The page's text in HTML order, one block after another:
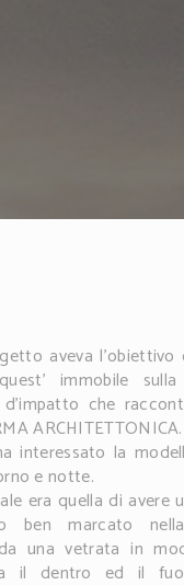
aveva l'obiettivo
immobile
d'impatto che
ARCHITETTONICA.
interessato la
e notte.
era quella di avere
ben marcato
una vetrata in
il dentro ed il